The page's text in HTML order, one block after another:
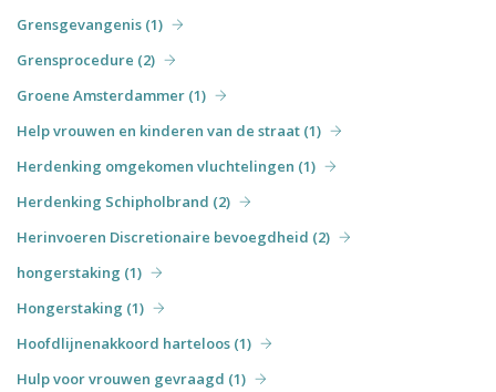
Grensgevangenis (1)
Grensprocedure (2)
Groene Amsterdammer (1)
Help vrouwen en kinderen van de straat (1)
Herdenking omgekomen vluchtelingen (1)
Herdenking Schipholbrand (2)
Herinvoeren Discretionaire bevoegdheid (2)
hongerstaking (1)
Hongerstaking (1)
Hoofdlijnenakkoord harteloos (1)
Hulp voor vrouwen gevraagd (1)